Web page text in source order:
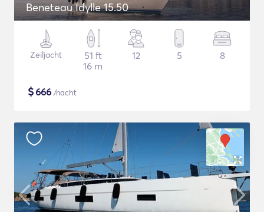
Beneteau Idylle 15.50
Zeiljacht
51 ft
16 m
12 5 8
$666 /nacht